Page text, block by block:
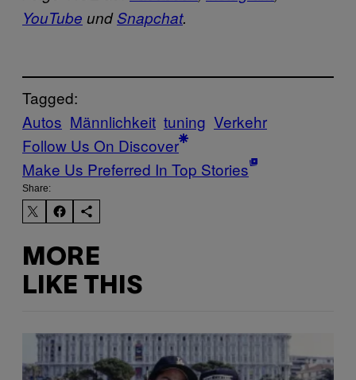
YouTube undSnapchat.
Tagged:
Autos Männlichkeit tuning Verkehr
Follow Us On Discover
Make Us Preferred In Top Stories
Share:
MORE
LIKE THIS